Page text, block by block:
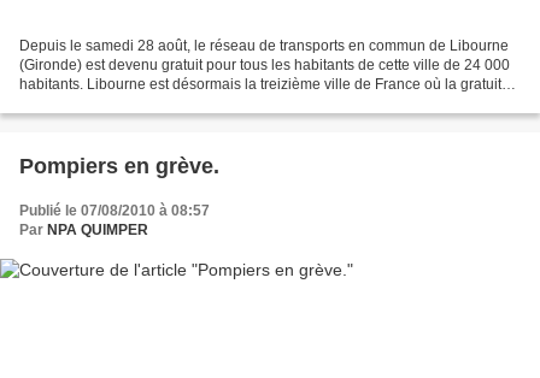
Depuis le samedi 28 août, le réseau de transports en commun de Libourne
(Gironde) est devenu gratuit pour tous les habitants de cette ville de 24 000
habitants. Libourne est désormais la treizième ville de France où la gratuité
Pompiers en grève.
Publié le 07/08/2010 à 08:57
Par NPA QUIMPER